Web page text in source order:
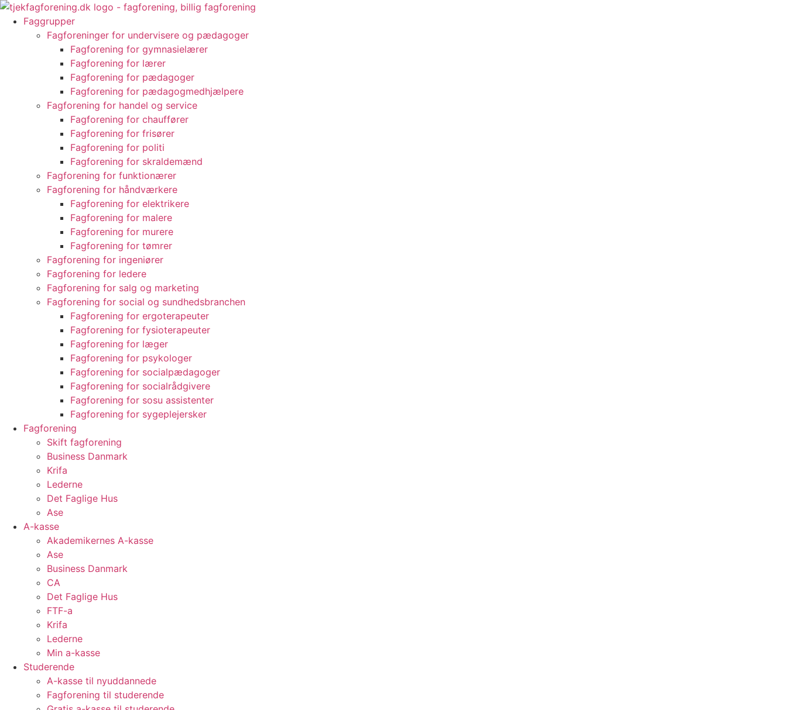
Videre
Faggrupper
Fagforeninger for undervisere og pædagoger
Fagforening for gymnasielærer
Fagforening for lærer
Fagforening for pædagoger
Fagforening for pædagogmedhjælpere
Fagforening for handel og service
Fagforening for chauffører
Fagforening for frisører
Fagforening for politi
Fagforening for skraldemænd
Fagforening for funktionærer
Fagforening for håndværkere
Fagforening for elektrikere
Fagforening for malere
Fagforening for murere
Fagforening for tømrer
Fagforening for ingeniører
Fagforening for ledere
Fagforening for salg og marketing
Fagforening for social og sundhedsbranchen
Fagforening for ergoterapeuter
Fagforening for fysioterapeuter
Fagforening for læger
Fagforening for psykologer
Fagforening for socialpædagoger
Fagforening for socialrådgivere
Fagforening for sosu assistenter
Fagforening for sygeplejersker
Fagforening
Skift fagforening
Business Danmark
Krifa
Lederne
Det Faglige Hus
Ase
A-kasse
Akademikernes A-kasse
Ase
Business Danmark
CA
Det Faglige Hus
FTF-a
Krifa
Lederne
Min a-kasse
Studerende
A-kasse til nyuddannede
Fagforening til studerende